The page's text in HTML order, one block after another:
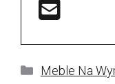
Kategorie
Meble Na